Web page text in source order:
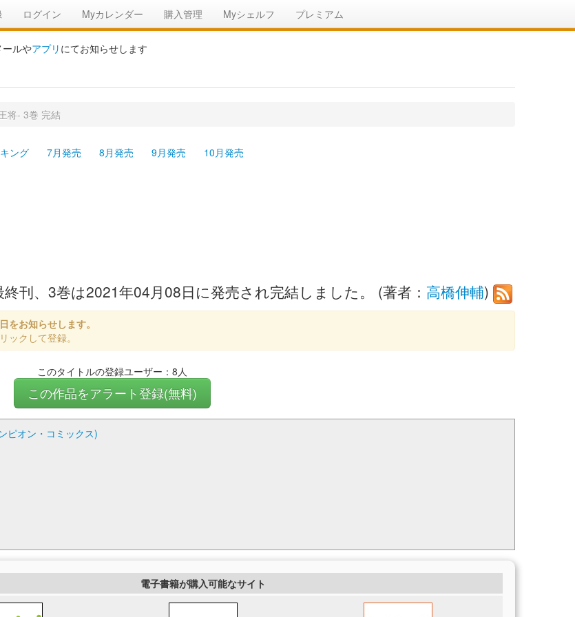
ログイン Myカレンダー 購入管理 Myシェルフ プレミアム
ールやアプリ にてお知らせします
将- 3巻 完結
ング 7月発売 8月発売 9月発売 10月発売
刊、3巻は2021年04月08日に発売され完結しました。 (著者： 高橋伸輔)
お知らせします。
ックして登録。
このタイトルの登録ユーザー：8人
この作品をアラート登録(無料)
ピオン・コミックス)
電子書籍が購入可能なサイト